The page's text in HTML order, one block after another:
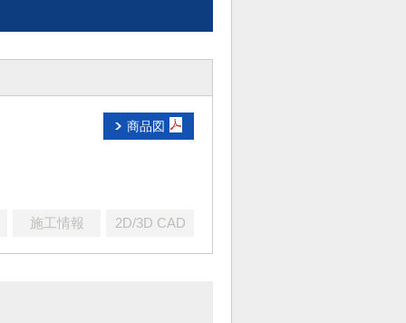
商品図
施工情報 2D/3D CAD